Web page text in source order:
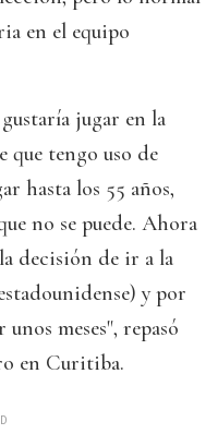
en el equipo
jugar en la
que tengo uso de
hasta los 55 años,
no se puede. Ahora
decisión de ir a la
y por
meses", repasó
en Curitiba.